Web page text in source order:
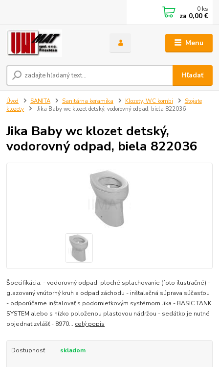
Menu
Hľadať
0 ks
za 0,00 €
Úvod SANITA Sanitárna keramika Klozety, WC kombi
Stojate
klozety
Jika Baby wc klozet detský, vodorovný odpad, biela 822036
Jika Baby wc klozet detský,
vodorovný odpad, biela 822036
Špecifikácia: - vodorovný odpad, ploché splachovanie (foto ilustračné) -
glazovaný vnútorný kruh a odpad záchodu - inštalačná súprava súčasťou
- odporúčame inštalovať s podomietkovým systémom Jika - BASIC TANK
SYSTEM alebo s nízko položenou plastovou nádržou - sedátko je nutné
objednať zvlášť - 8970... celý popis
Dostupnosť skladom